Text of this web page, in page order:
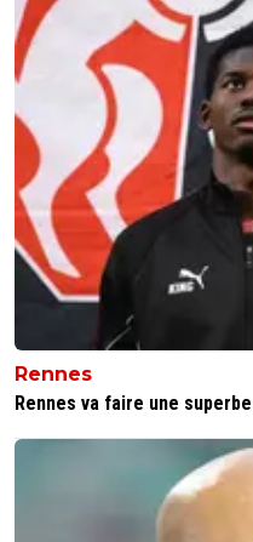
Rennes
Rennes va faire une